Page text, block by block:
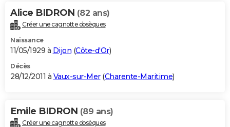
Alice BIDRON (82 ans)
Créer une cagnotte obsèques
Naissance
11/05/1929 à Dijon (Côte-d'Or)
Décès
28/12/2011 à Vaux-sur-Mer(Charente-Maritime)
Emile BIDRON (89 ans)
Créer une cagnotte obsèques